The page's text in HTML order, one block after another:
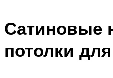
Сатиновые
потолки